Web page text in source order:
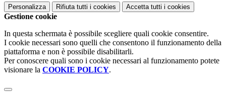
Personalizza Rifiuta tutti i cookies Accetta tutti i cookies
Gestione cookie
In questa schermata è possibile scegliere quali cookie consentire.
I cookie necessari sono quelli che consentono il funzionamento della
piattaforma e non è possibile disabilitarli.
Per conoscere quali sono i cookie necessari al funzionamento potete
visionare la COOKIE POLICY.